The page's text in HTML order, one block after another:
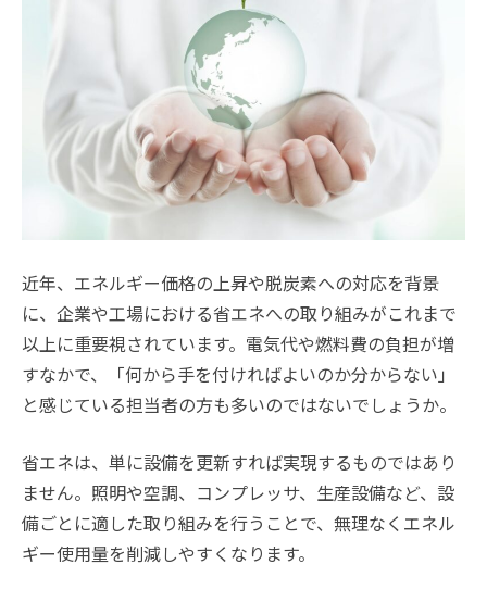
近年、エネルギー価格の上昇や脱炭素への対応を背景
に、企業や工場における省エネへの取り組みがこれまで
以上に重要視されています。電気代や燃料費の負担が増
すなかで、「何から手を付ければよいのか分からない」
と感じている担当者の方も多いのではないでしょうか。
省エネは、単に設備を更新すれば実現するものではあり
ません。照明や空調、コンプレッサ、生産設備など、設
備ごとに適した取り組みを行うことで、無理なくエネル
ギー使用量を削減しやすくなります。